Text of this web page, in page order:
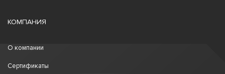
КОМПАНИЯ
О компании
Сертификаты